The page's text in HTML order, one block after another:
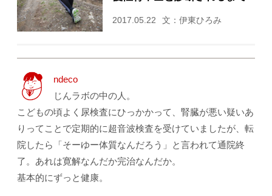
2017.05.22 文：伊東ひろみ
ndeco
じんラボの中の人。
こどもの頃よく尿検査にひっかかって、腎臓が悪い疑いあ
りってことで定期的に超音波検査を受けていましたが、転
院したら「そーゆー体質なんだろう」と言われて通院終
了。あれは寛解なんだか完治なんだか。
基本的にずっと健康。